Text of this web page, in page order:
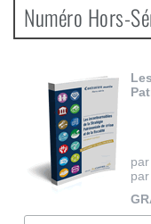
Numéro Hors-